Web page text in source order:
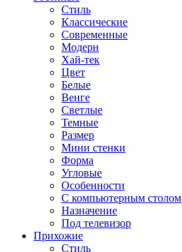
Стиль
Классические
Современные
Модерн
Хай-тек
Цвет
Белые
Венге
Светлые
Темные
Размер
Мини стенки
Форма
Угловые
Особенности
С компьютерным столом
Назначение
Под телевизор
Прихожие
Стиль